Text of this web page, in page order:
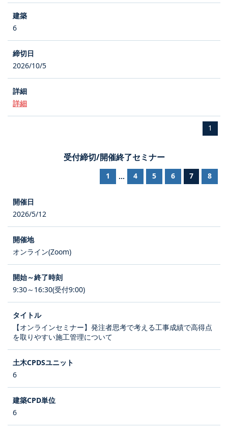
6
2026/10/5
詳細
1
受付締切/開催終了セミナー
1 ... 4 5 6 7 8
2026/5/12
オンライン(Zoom)
9:30～16:30(受付9:00)
【オンラインセミナー】発注者思考で考える工事成績で高得点
を取りやすい施工管理について
6
6